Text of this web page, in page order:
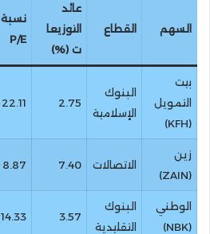
السهم القطاع
عائد
التوزيعا
ت (%)
نسبة
P/E
بيت
التمويل
(KFH)
البنوك
الإسلامية
2.75
22.11
زين
(ZAIN)
الاتصالات 7.40
8.87
الوطني
(NBK)
البنوك
التقليدية
3.57
14.33